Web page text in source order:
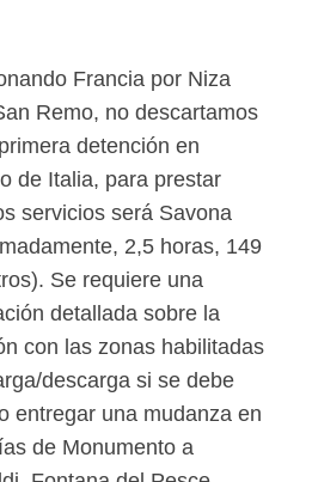
Francia por Niza
Remo, no descartamos
detención en
de Italia, para prestar
servicios será Savona
2,5 horas, 149
Se requiere una
detallada sobre la
con las zonas habilitadas
descarga si se debe
entregar una mudanza en
de Monumento a